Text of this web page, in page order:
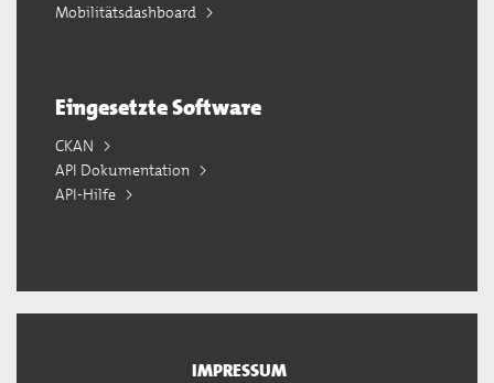
Mobilitätsdashboard
Eingesetzte Software
CKAN
API Dokumentation
API-Hilfe
IMPRESSUM